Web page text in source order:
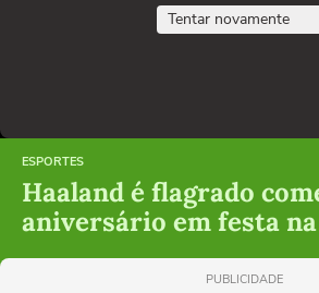
Tentar novamente
ESPORTES
Haaland é flagrado
aniversário em festa
PUBLICIDADE